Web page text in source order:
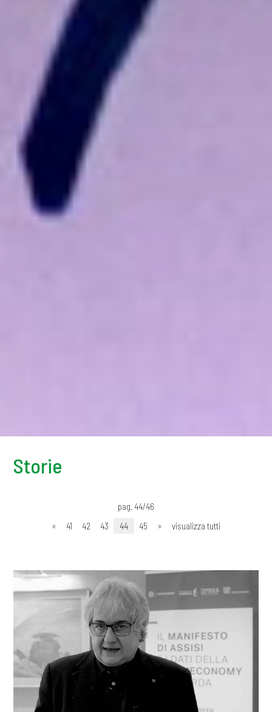
Storie
pag. 44/46
«
41 42 43 44 45 » visualizza tutti